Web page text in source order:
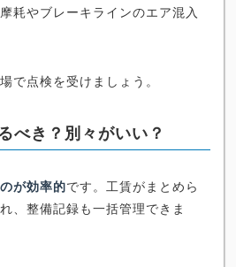
耗やブレーキラインのエア混入
で点検を受けましょう。
べき？別々がいい？
が効率的です。工賃がまとめら
、整備記録も一括管理できま